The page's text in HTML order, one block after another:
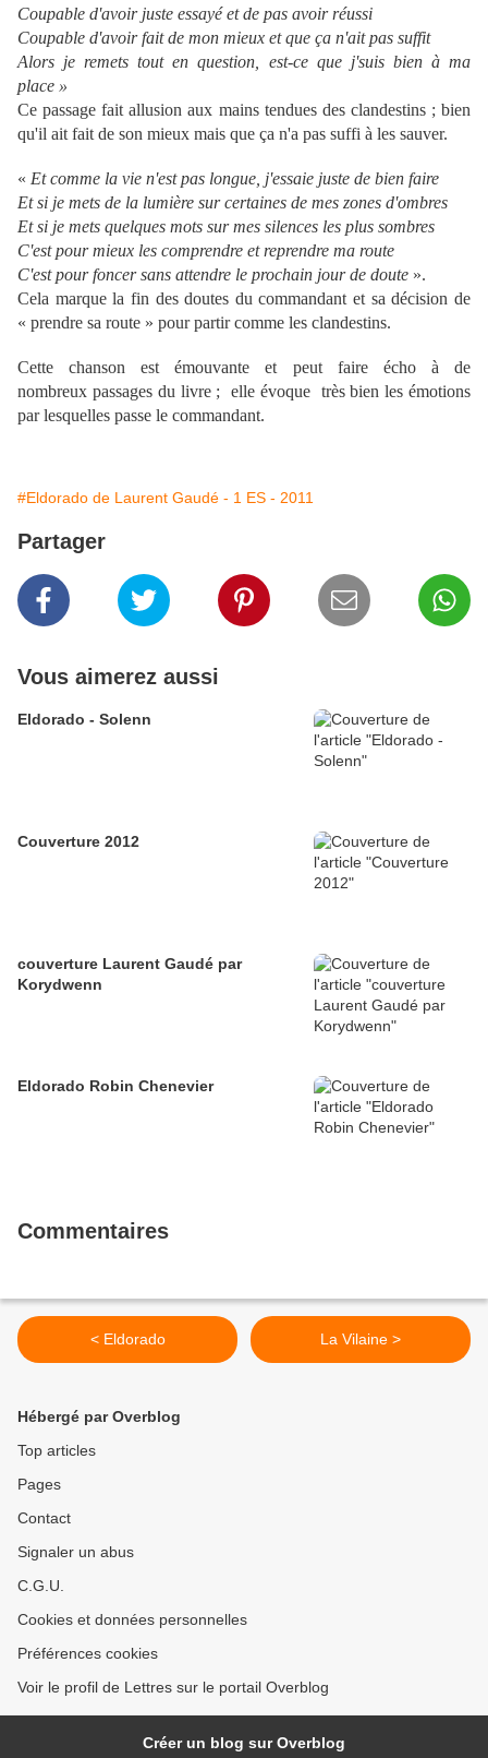
Coupable d'avoir juste essayé et de pas avoir réussi
Coupable d'avoir fait de mon mieux et que ça n'ait pas suffit
Alors je remets tout en question, est-ce que j'suis bien à ma
place »
Ce passage fait allusion aux mains tendues des clandestins ; bien
qu'il ait fait de son mieux mais que ça n'a pas suffi à les sauver.
« Et comme la vie n'est pas longue, j'essaie juste de bien faire
Et si je mets de la lumière sur certaines de mes zones d'ombres
Et si je mets quelques mots sur mes silences les plus sombres
C'est pour mieux les comprendre et reprendre ma route
C'est pour foncer sans attendre le prochain jour de doute ».
Cela marque la fin des doutes du commandant et sa décision de
« prendre sa route » pour partir comme les clandestins.
Cette chanson est émouvante et peut faire écho à de
nombreux passages du livre ; elle évoque très bien les émotions
par lesquelles passe le commandant.
#Eldorado de Laurent Gaudé - 1 ES - 2011
Partager
Vous aimerez aussi
Eldorado - Solenn
Couverture 2012
couverture Laurent Gaudé par
Korydwenn
Eldorado Robin Chenevier
Commentaires
< Eldorado La Vilaine >
Hébergé par Overblog
Top articles
Pages
Contact
Signaler un abus
C.G.U.
Cookies et données personnelles
Préférences cookies
Voir le profil de Lettres sur le portail Overblog
Créer un blog sur Overblog